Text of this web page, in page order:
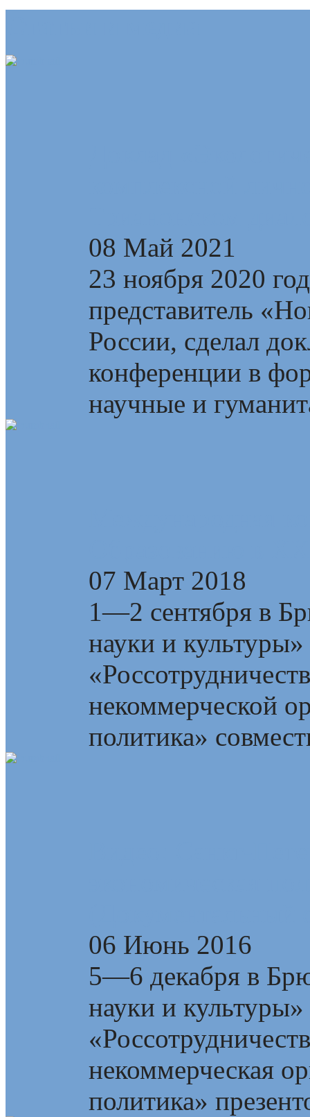
08 Май 2021
23 ноября 2020
представитель
России, сделал
конференции в
научные и
07 Март 2018
1—2 сентября в
науки и культуры»
некоммерческой
политика»
06 Июнь 2016
5—6 декабря в
науки и культуры»
некоммерческая
политика»